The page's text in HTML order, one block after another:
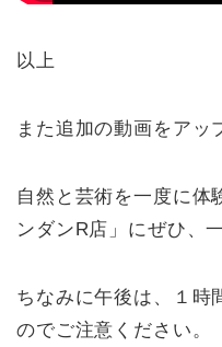
以上
また追加の動画をアッ
自然と芸術を一度に体
ンダンR店」にぜひ、
ちなみに午後は、１時
のでご注意ください。